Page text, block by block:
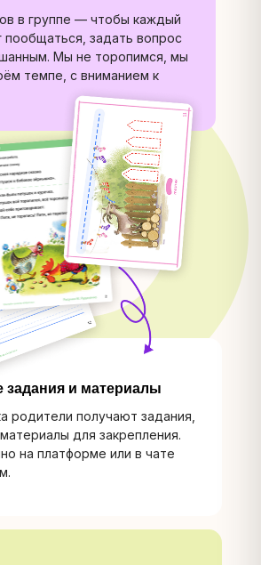
в группе — чтобы каждый
пообщаться, задать вопрос
Мы не торопимся, мы
темпе, с вниманием к
родители получают задания,
для закрепления.
на платформе или в чате
и материалы